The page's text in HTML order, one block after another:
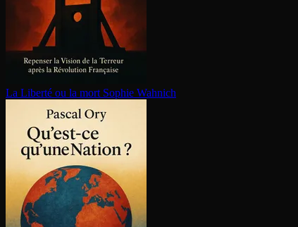
La Liberté ou la mort Sophie Wahnich